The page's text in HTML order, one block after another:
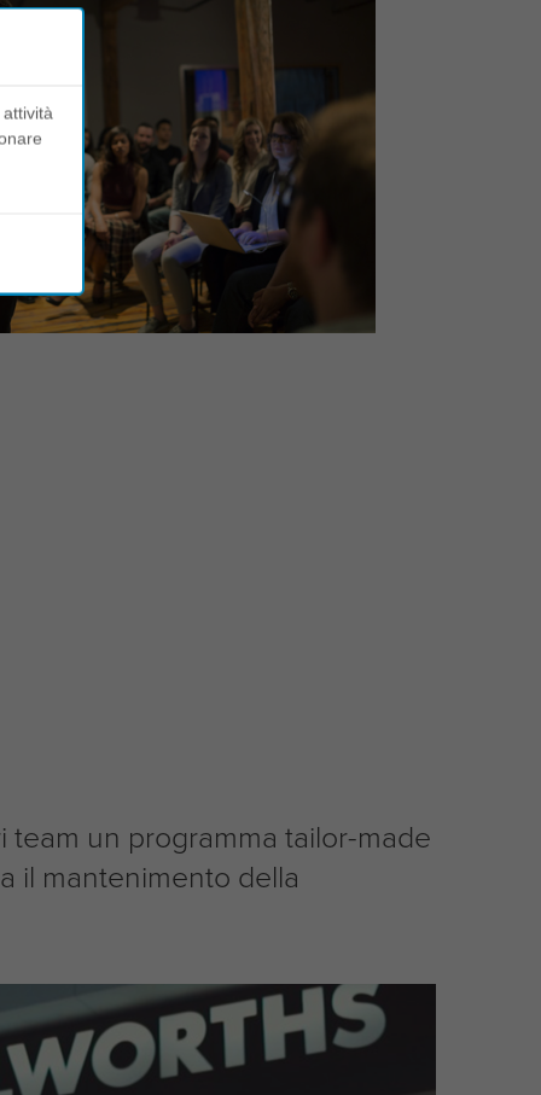
un programma tailor-made
il mantenimento della